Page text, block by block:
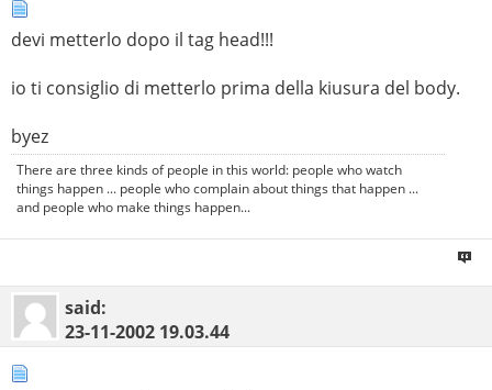
devi metterlo dopo il tag head!!!
io ti consiglio di metterlo prima della kiusura del body.
byez
There are three kinds of people in this world: people who watch
things happen ... people who complain about things that happen ...
and people who make things happen...
said:
23-11-2002 19.03.44